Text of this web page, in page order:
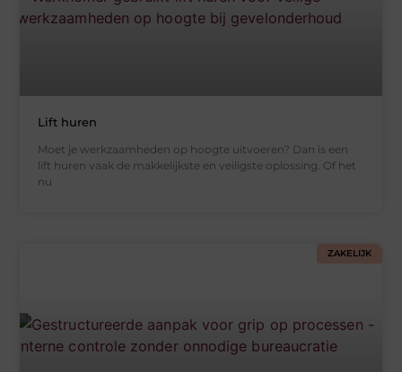
Lift huren
Moet je werkzaamheden op hoogte uitvoeren? Dan is een
lift huren vaak de makkelijkste en veiligste oplossing. Of het
nu
ZAKELIJK